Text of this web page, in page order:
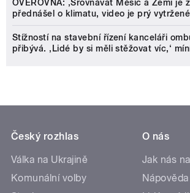
OVĚŘOVNA: ‚Srovnávat Měsíc a Zemi je
přednášel o klimatu, video je prý
Stížností na stavební řízení kanceláři
přibývá. ‚Lidé by si měli stěžovat víc,‘
Český rozhlas
Válka na Ukrajině
Komunální volby
O nás
Jak nás
Nápověda